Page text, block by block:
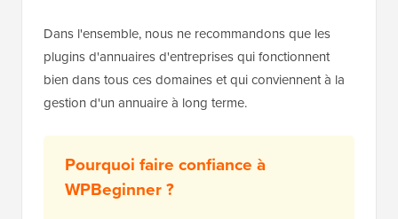
Dans l'ensemble, nous ne recommandons que les
plugins d'annuaires d'entreprises qui fonctionnent
bien dans tous ces domaines et qui conviennent à la
gestion d'un annuaire à long terme.
Pourquoi faire confiance à
WPBeginner ?